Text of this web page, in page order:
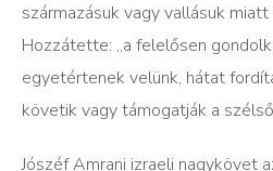
származásuk vagy vallásuk
Hozzátette: „a felelősen
egyetértenek velünk, hátat
követik vagy támogatják a
Jószéf Amrani izraeli nagykövet